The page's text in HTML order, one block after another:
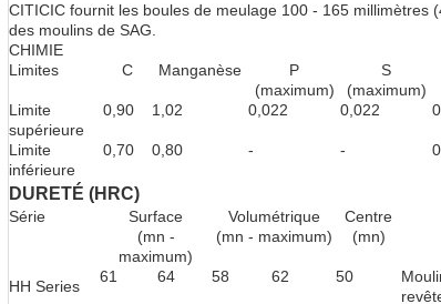
CITICIC fournit les boules de meulage 100 - 165
des moulins de SAG.
CHIMIE
Limites
C Manganèse
P
(maximum)
S
(maximum)
Limite
supérieure
0,90 1,02 0,022 0,022
Limite
inférieure
0,70 0,80 - -
DURETÉ (HRC)
Série
Surface
(mn -
maximum)
Volumétrique
(mn - maximum)
Centre
(mn)
HH Series
61 64 58 62 50